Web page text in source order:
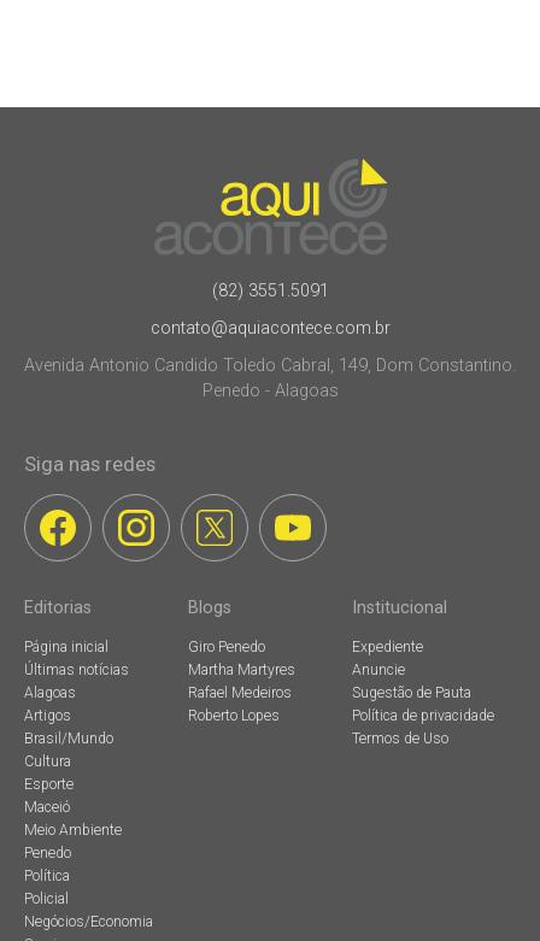
(82) 3551.5091
contato@aquiacontece.com.br
Avenida Antonio Candido Toledo Cabral, 149, Dom Constantino.
Penedo - Alagoas
Siga nas redes
Editorias
Página inicial
Últimas notícias
Alagoas
Artigos
Brasil/Mundo
Cultura
Esporte
Maceió
Meio Ambiente
Penedo
Política
Policial
Negócios/Economia
Blogs
Giro Penedo
Martha Martyres
Rafael Medeiros
Roberto Lopes
Institucional
Expediente
Anuncie
Sugestão de Pauta
Política de privacidade
Termos de Uso